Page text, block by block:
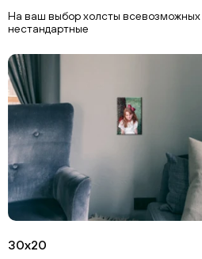
На ваш выбор холсты
нестандартные
30х20